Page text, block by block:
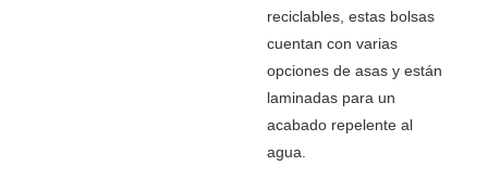
reciclables, estas bolsas
cuentan con varias
opciones de asas y están
laminadas para un
acabado repelente al
agua.